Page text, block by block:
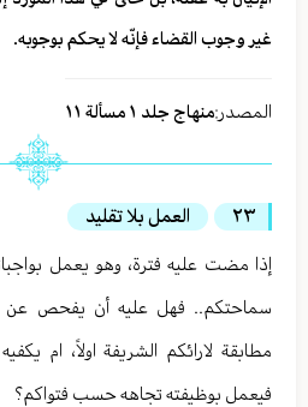
غير وجوب القضاء فإنّه لا يحكم بوجوبه.
المصدر:منهاج جلد ١ مسألة ١١
٢٣
العمل بلا تقليد
إذا مضت عليه فترة، وهو يعمل
سماحتكم.. فهل عليه أن يفحص عن
مطابقة لارائكم الشريفة اولاً، ام
فيعمل بوظيفته تجاهه حسب فتواكم؟